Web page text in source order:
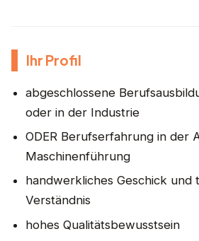
Ihr Profil
abgeschlossene
oder in der Industrie
ODER Berufserfahrung in der
Maschinenführung
handwerkliches Geschick und
Verständnis
hohes Qualitätsbewusstsein